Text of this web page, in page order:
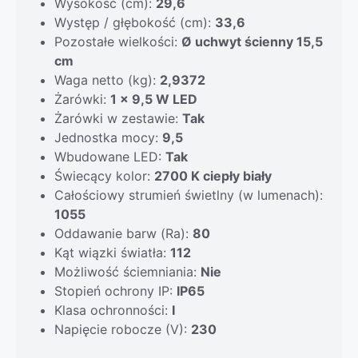
Występ / głębokość (cm): 33,6
Pozostałe wielkości: Ø uchwyt ścienny 15,5
cm
Waga netto (kg): 2,9372
Żarówki: 1 x 9,5 W LED
Żarówki w zestawie: Tak
Jednostka mocy: 9,5
Wbudowane LED: Tak
Świecący kolor: 2700 K ciepły biały
Całościowy strumień świetlny (w lumenach):
1055
Oddawanie barw (Ra): 80
Kąt wiązki światła: 112
Możliwość ściemniania: Nie
Stopień ochrony IP: IP65
Klasa ochronności: I
Napięcie robocze (V): 230